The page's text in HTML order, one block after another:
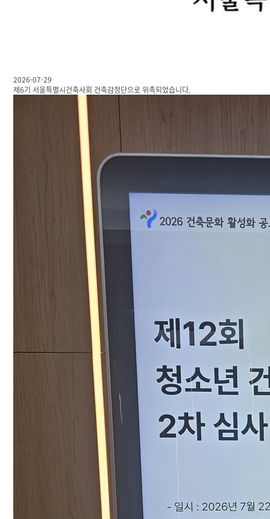
2026-07-29
제6기 서울특별시건축사회 건축감정단으로 위촉되었습니다.